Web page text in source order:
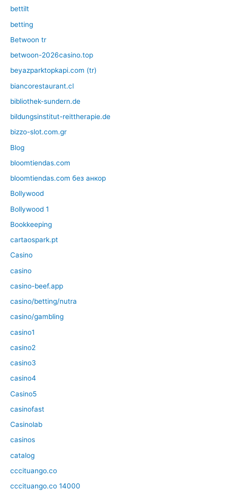
bettilt
betting
Betwoon tr
betwoon-2026casino.top
beyazparktopkapi.com (tr)
biancorestaurant.cl
bibliothek-sundern.de
bildungsinstitut-reittherapie.de
bizzo-slot.com.gr
Blog
bloomtiendas.com
bloomtiendas.com без анкор
Bollywood
Bollywood 1
Bookkeeping
cartaospark.pt
Casino
casino
casino-beef.app
casino/betting/nutra
casino/gambling
casino1
casino2
casino3
casino4
Casino5
casinofast
Casinolab
casinos
catalog
cccituango.co
cccituango.co 14000